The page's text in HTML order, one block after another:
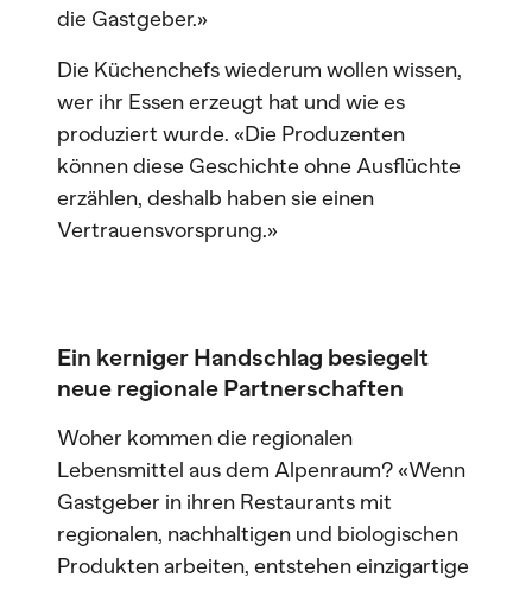
die Gastgeber.»
Die Küchenchefs wiederum wollen wissen,
wer ihr Essen erzeugt hat und wie es
produziert wurde. «Die Produzenten
können diese Geschichte ohne Ausflüchte
erzählen, deshalb haben sie einen
Vertrauensvorsprung.»
Ein kerniger Handschlag besiegelt
neue regionale Partnerschaften
Woher kommen die regionalen
Lebensmittel aus dem Alpenraum? «Wenn
Gastgeber in ihren Restaurants mit
regionalen, nachhaltigen und biologischen
Produkten arbeiten, entstehen einzigartige